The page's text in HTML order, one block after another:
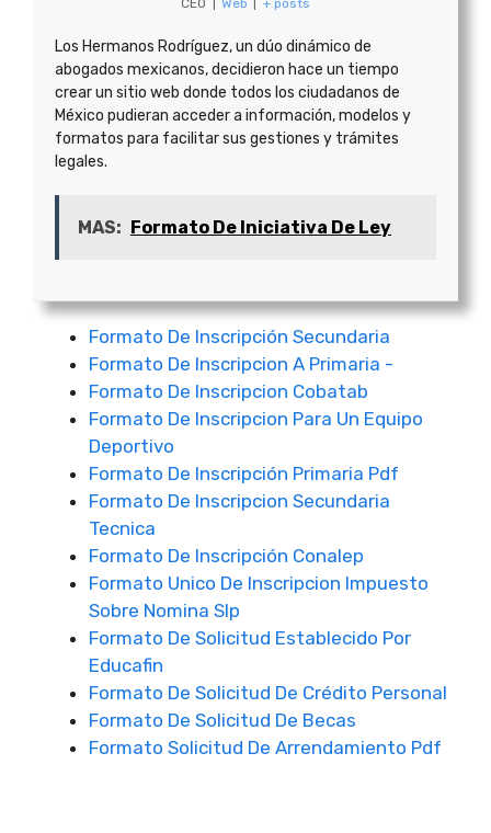
CEO Web + posts
Los Hermanos Rodríguez, un dúo dinámico de
abogados mexicanos, decidieron hace un tiempo
crear un sitio web donde todos los ciudadanos de
México pudieran acceder a información, modelos y
formatos para facilitar sus gestiones y trámites
legales.
MAS: Formato De Iniciativa De Ley
Formato De Inscripción Secundaria
Formato De Inscripcion A Primaria -
Formato De Inscripcion Cobatab
Formato De Inscripcion Para Un Equipo
Deportivo
Formato De Inscripción Primaria Pdf
Formato De Inscripcion Secundaria
Tecnica
Formato De Inscripción Conalep
Formato Unico De Inscripcion Impuesto
Sobre Nomina Slp
Formato De Solicitud Establecido Por
Educafin
Formato De Solicitud De Crédito Personal
Formato De Solicitud De Becas
Formato Solicitud De Arrendamiento Pdf